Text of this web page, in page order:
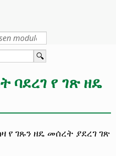
ባደረገ የ ገጽ ዘዴ
የ ገጹን ዘዴ መሰረት ያደረገ ገጽ